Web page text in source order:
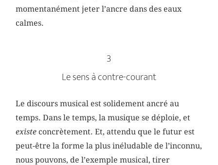
momentanément jeter l’ancre dans des eaux
calmes.
3
Le sens à contre-courant
Le discours musical est solidement ancré au
temps. Dans le temps, la musique se déploie, et
existe concrètement. Et, attendu que le futur est
peut-être la forme la plus inéludable de l’inconnu,
nous pouvons, de l’exemple musical, tirer